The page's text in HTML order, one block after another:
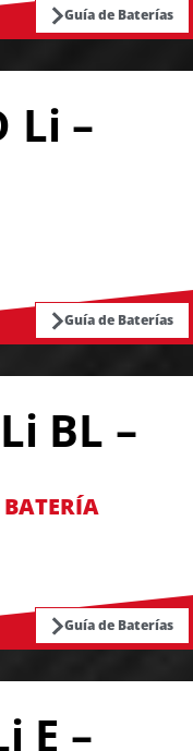
Guía de Baterías
Li –
Guía de Baterías
BL –
Guía de Baterías
E –